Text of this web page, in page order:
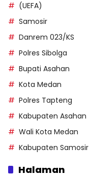
(UEFA)
Samosir
Danrem 023/KS
Polres Sibolga
Bupati Asahan
Kota Medan
Polres Tapteng
Kabupaten Asahan
Wali Kota Medan
Kabupaten Samosir
Halaman